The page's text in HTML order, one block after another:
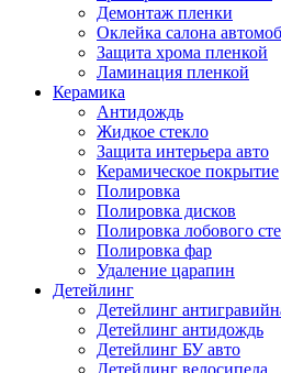
Демонтаж пленки
Оклейка салона
Защита хрома пленкой
Ламинация пленкой
Керамика
Антидождь
Жидкое стекло
Защита интерьера авто
Керамическое покрытие
Полировка
Полировка дисков
Полировка лобового
Полировка фар
Удаление царапин
Детейлинг
Детейлинг
Детейлинг антидождь
Детейлинг БУ авто
Детейлинг велосипеда